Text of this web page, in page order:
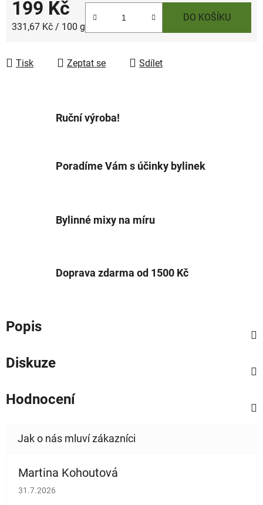
199 Kč
Měrná cena:
331,67 Kč / 100 g
DO KOŠÍKU
Tisk Zeptat se Sdílet
Ruční výroba!
Poradíme Vám s účinky bylinek
Bylinné mixy na míru
Doprava zdarma od 1500 Kč
Popis
Diskuze
Hodnocení
Martina Kohoutová
Hodnocení obchodu je 5 z 5 hvězdiček.
31.7.2026